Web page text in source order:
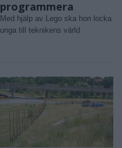
programmera
Med hjälp av Lego ska hon locka
unga till teknikens värld